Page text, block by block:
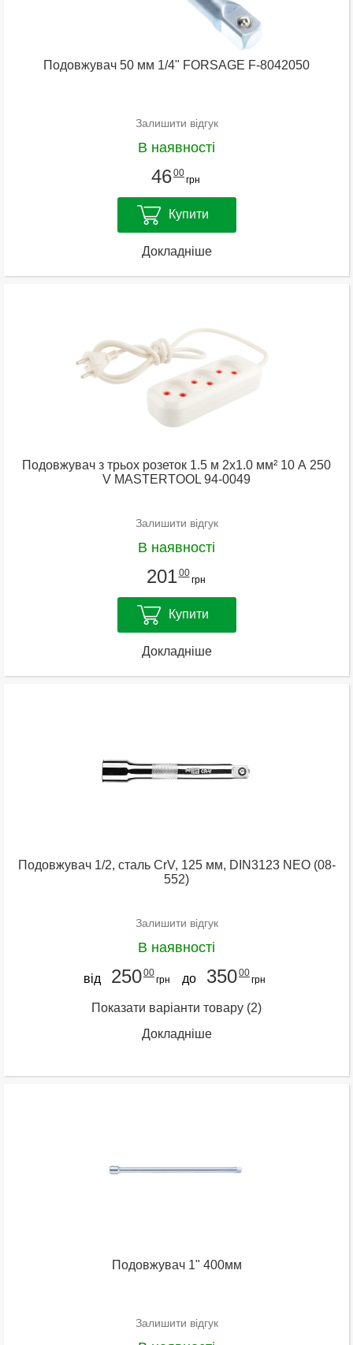
Подовжувач 50 мм 1/4" FORSAGE F-8042050
Залишити відгук
В наявності
4600
грн
Купити
Докладніше
Подовжувач з трьох розеток 1.5 м 2х1.0 мм² 10 А 250
V MASTERTOOL 94-0049
Залишити відгук
В наявності
20100
грн
Купити
Докладніше
Подовжувач 1/2, сталь CrV, 125 мм, DIN3123 NEO (08-
552)
Залишити відгук
В наявності
від 25000
грн до 35000
грн
Показати варіанти товару (2)
Докладніше
Подовжувач 1" 400мм
Залишити відгук